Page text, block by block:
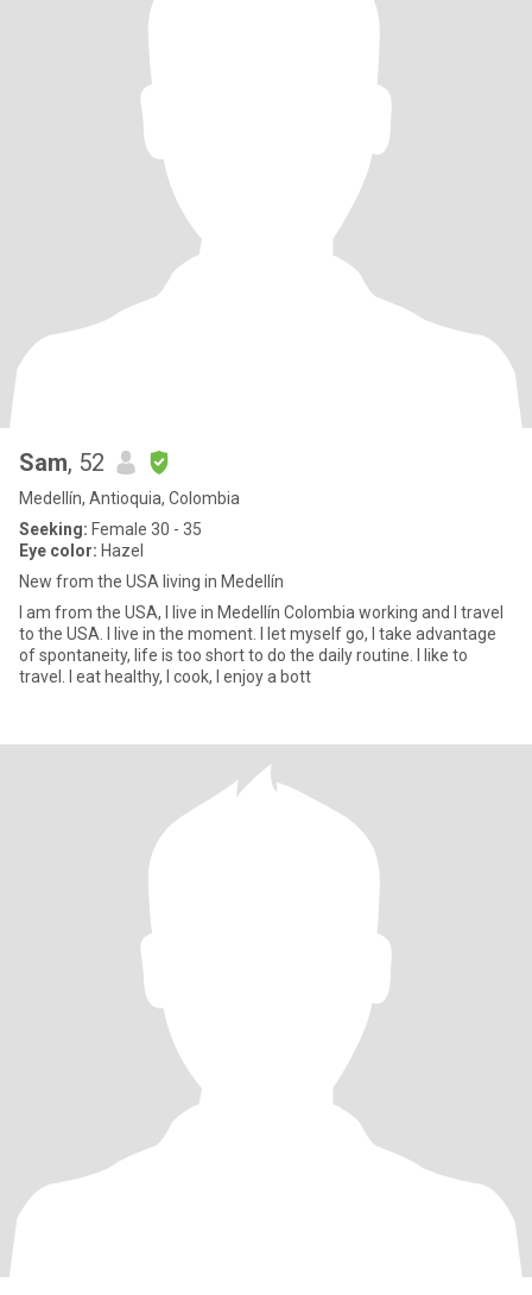
Sam, 52
Medellín, Antioquia, Colombia
Seeking: Female 30 - 35
Eye color: Hazel
New from the USA living in Medellín
I am from the USA, I live in Medellín Colombia working and I travel
to the USA. I live in the moment. I let myself go, I take advantage
of spontaneity, life is too short to do the daily routine. I like to
travel. I eat healthy, I cook, I enjoy a bott